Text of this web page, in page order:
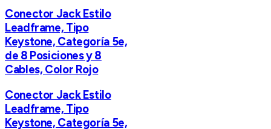
Conector Jack Estilo
Leadframe, Tipo
Keystone, Categoría 5e,
de 8 Posiciones y 8
Cables, Color Rojo
Conector Jack Estilo
Leadframe, Tipo
Keystone, Categoría 5e,